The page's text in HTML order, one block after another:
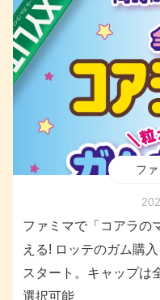
フ
ファミマで「コアラの
える! ロッテのガム購
スタート。キャップは
選択可能